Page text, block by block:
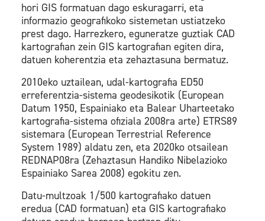
hori GIS formatuan dago eskuragarri, eta
informazio geografikoko sistemetan ustiatzeko
prest dago. Harrezkero, eguneratze guztiak CAD
kartografian zein GIS kartografian egiten dira,
datuen koherentzia eta zehaztasuna bermatuz.
2010eko uztailean, udal-kartografia ED50
erreferentzia-sistema geodesikotik (European
Datum 1950, Espainiako eta Balear Uharteetako
kartografia-sistema ofiziala 2008ra arte) ETRS89
sistemara (European Terrestrial Reference
System 1989) aldatu zen, eta 2020ko otsailean
REDNAP08ra (Zehaztasun Handiko Nibelazioko
Espainiako Sarea 2008) egokitu zen.
Datu-multzoak 1/500 kartografiako datuen
eredua (CAD formatuan) eta GIS kartografiako